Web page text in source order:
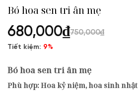
Bó hoa sen tri ân mẹ
680,000₫750,000₫
Tiết kiệm: 9%
Bó hoa sen tri ân mẹ
Phù hợp: Hoa kỷ niệm, hoa sinh nhật